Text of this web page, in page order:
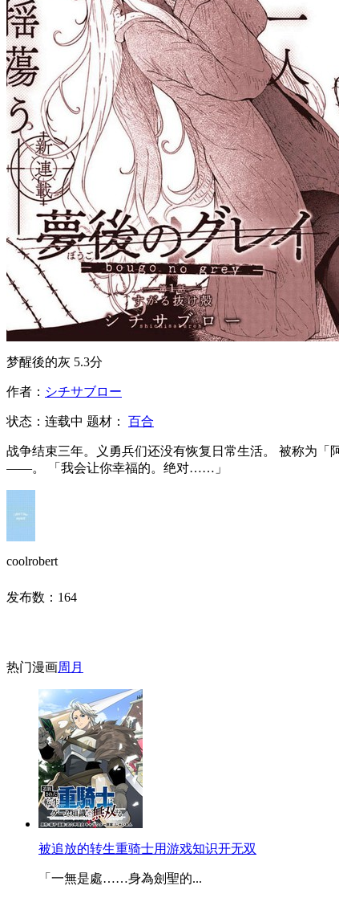
梦醒後的灰 5.3分
作者： シチサブロー
状态： 连载中 题材： 百合
战争结束三年。义勇兵们还没有恢复日常生活。 被称为「阿登齐的杀手」，在战场上被敬畏的少女艾福也过着没有去处的日子。 一位传教士向这样的她伸出了手。那双眼睛又妖艳又温暖
——。 「我会让你幸福的。绝对……」
coolrobert
发布数： 164
热门漫画周 月
被追放的转生重骑士用游戏知识开无双
「一無是處……身為劍聖的...